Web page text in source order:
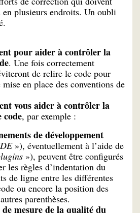
en plusieurs endroits. Un oubli
pour aider à contrôler la
. Une fois correctement
de relire le code pour
en place des conventions de
vous aider à contrôler la
code, par exemple :
de développement
»), éventuellement à l’aide de
»), peuvent être configurés
les règles d’indentation du
de ligne entre les différentes
ou encore la position des
parenthèses.
mesure de la qualité du